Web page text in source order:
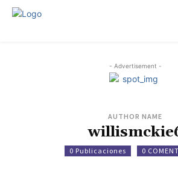
- Advertisement -
AUTHOR NAME
0 Publicaciones 0